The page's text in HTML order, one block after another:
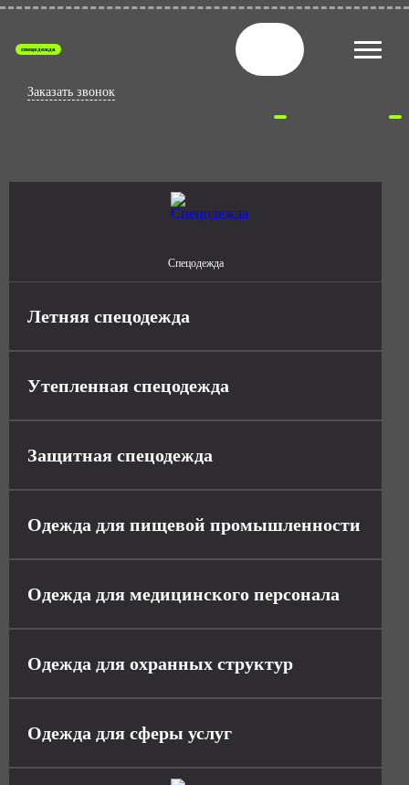
спецодежда
Заказать звонок
Спецодежда
Летняя спецодежда
Утепленная спецодежда
Защитная спецодежда
Одежда для пищевой промышленности
Одежда для медицинского персонала
Одежда для охранных структур
Одежда для сферы услуг